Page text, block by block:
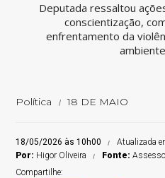
Deputada ressaltou
conscientização,
enfrentamento da
Política 18 DE MAIO
18/05/2026 às 10h00
Atualizada
Por: Higor Oliveira Fonte:
Compartilhe: